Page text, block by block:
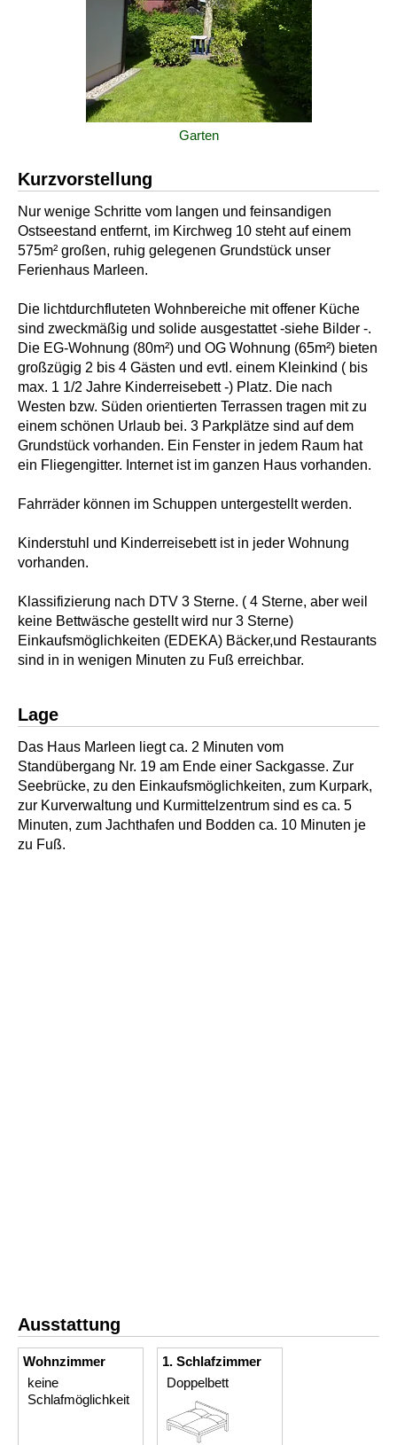
Garten
Kurzvorstellung
Nur wenige Schritte vom langen und feinsandigen
Ostseestand entfernt, im Kirchweg 10 steht auf einem
575m² großen, ruhig gelegenen Grundstück unser
Ferienhaus Marleen.
Die lichtdurchfluteten Wohnbereiche mit offener Küche
sind zweckmäßig und solide ausgestattet -siehe Bilder -.
Die EG-Wohnung (80m²) und OG Wohnung (65m²) bieten
großzügig 2 bis 4 Gästen und evtl. einem Kleinkind ( bis
max. 1 1/2 Jahre Kinderreisebett -) Platz. Die nach
Westen bzw. Süden orientierten Terrassen tragen mit zu
einem schönen Urlaub bei. 3 Parkplätze sind auf dem
Grundstück vorhanden. Ein Fenster in jedem Raum hat
ein Fliegengitter. Internet ist im ganzen Haus vorhanden.
Fahrräder können im Schuppen untergestellt werden.
Kinderstuhl und Kinderreisebett ist in jeder Wohnung
vorhanden.
Klassifizierung nach DTV 3 Sterne. ( 4 Sterne, aber weil
keine Bettwäsche gestellt wird nur 3 Sterne)
Einkaufsmöglichkeiten (EDEKA) Bäcker,und Restaurants
sind in in wenigen Minuten zu Fuß erreichbar.
Lage
Das Haus Marleen liegt ca. 2 Minuten vom
Standübergang Nr. 19 am Ende einer Sackgasse. Zur
Seebrücke, zu den Einkaufsmöglichkeiten, zum Kurpark,
zur Kurverwaltung und Kurmittelzentrum sind es ca. 5
Minuten, zum Jachthafen und Bodden ca. 10 Minuten je
zu Fuß.
Ausstattung
Wohnzimmer
keine
Schlafmöglichkeit
1. Schlafzimmer
Doppelbett